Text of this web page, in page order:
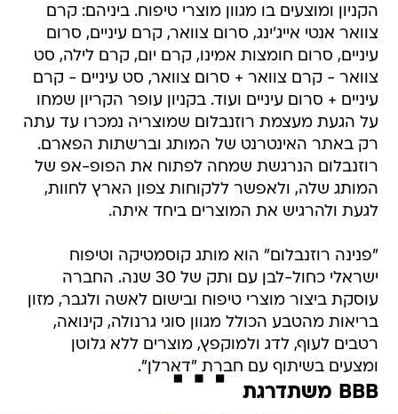
הקניון ומוצעים בו מגוון מוצרי טיפוח. ביניהם: קרם
צוואר אנטי אייג'ינג, סרום צוואר, קרם עיניים, סרום
עיניים, סרום חומצות אמינו, קרם יום, קרם לילה, סט
צוואר - קרם צוואר + סרום צוואר, סט עיניים - קרם
עיניים + סרום עיניים ועוד. בקניון עופר הקריון שמחו
על הגעת מעצמת רוזנבלום שמוצריה נמכרו עד עתה
רק באתר האינטרנט של המותג וברשתות הפארם.
רוזנבלום הנרגשת שמחה לפתוח את הפופ-אפ של
המותג שלה, ולאפשר ללקוחות צפון הארץ לחוות,
לגעת ולהרגיש את המוצרים ביחד איתה.
"פנינה רוזנבלום" הוא מותג קוסמטיקה וטיפוח
ישראלי כחול-לבן עם ותק של 30 שנה. החברה
עוסקת ביצור מוצרי טיפוח ובישום לאשה ולגבר, מזון
בריאות מהטבע הכולל מגוון סוגי גרנולה, קינואה,
רטבים לעוף, לדג ולמוקפץ, מוצרים ללא גלוטן
ומצעים בשיתוף עם חברת "דארלן".
BBB משתדרגת